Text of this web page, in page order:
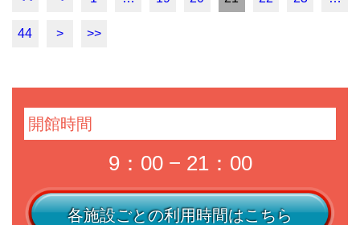
44 > >>
開館時間
9：00 − 21：00
各施設ごとの利用時間はこちら